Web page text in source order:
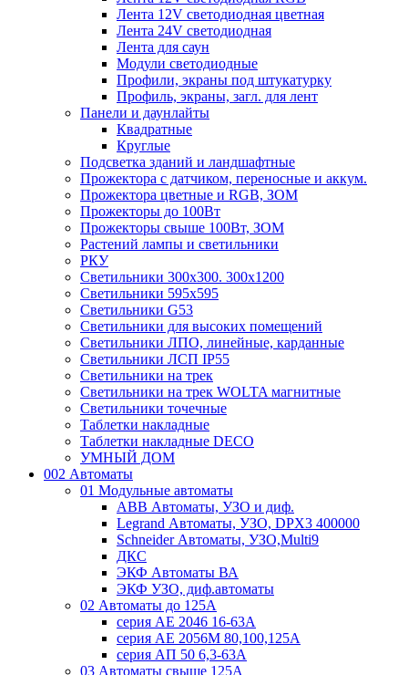
Лента 12V светодиодная цветная
Лента 24V светодиодная
Лента для саун
Модули светодиодные
Профили, экраны под штукатурку
Профиль, экраны, загл. для лент
Панели и даунлайты
Квадратные
Круглые
Подсветка зданий и ландшафтные
Прожектора с датчиком, переносные и аккум.
Прожектора цветные и RGB, ЗОМ
Прожекторы до 100Вт
Прожекторы свыше 100Вт, ЗОМ
Растений лампы и светильники
РКУ
Светильники 300х300. 300х1200
Светильники 595х595
Светильники G53
Светильники для высоких помещений
Светильники ЛПО, линейные, карданные
Светильники ЛСП IP55
Светильники на трек
Светильники на трек WOLTA магнитные
Светильники точечные
Таблетки накладные
Таблетки накладные DECO
УМНЫЙ ДОМ
002 Автоматы
01 Модульные автоматы
ABB Автоматы, УЗО и диф.
Legrand Автоматы, УЗО, DPX3 400000
Schneider Автоматы, УЗО,Multi9
ДКС
ЭКФ Автоматы ВА
ЭКФ УЗО, диф.автоматы
02 Автоматы до 125А
серия АЕ 2046 16-63А
серия АЕ 2056М 80,100,125А
серия АП 50 6,3-63А
03 Автоматы свыше 125А